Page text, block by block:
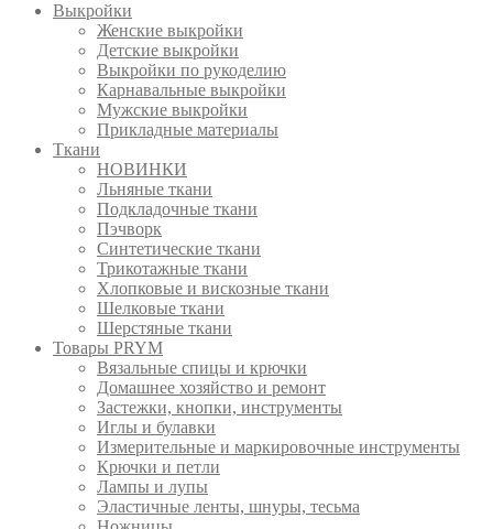
Выкройки
Женские выкройки
Детские выкройки
Выкройки по рукоделию
Карнавальные выкройки
Мужские выкройки
Прикладные материалы
Ткани
НОВИНКИ
Льняные ткани
Подкладочные ткани
Пэчворк
Синтетические ткани
Трикотажные ткани
Хлопковые и вискозные ткани
Шелковые ткани
Шерстяные ткани
Товары PRYM
Вязальные спицы и крючки
Домашнее хозяйство и ремонт
Застежки, кнопки, инструменты
Иглы и булавки
Измерительные и маркировочные инструменты
Крючки и петли
Лампы и лупы
Эластичные ленты, шнуры, тесьма